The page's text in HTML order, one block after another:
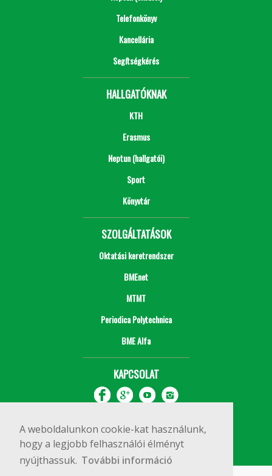
A weboldalunkon cookie-kat használunk,
hogy a legjobb felhasználói élményt
nyújthassuk. További információ
Telefonkönyv
Kancellária
Segítségkérés
HALLGATÓKNAK
KTH
Erasmus
Neptun (hallgatói)
Sport
Könyvtár
SZOLGÁLTATÁSOK
Oktatási keretrendszer
BMEnet
MTMT
Periodica Polytechnica
BME Alfa
KAPCSOLAT